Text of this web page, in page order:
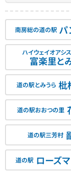
南房総の道の駅 パ
ハイウェイオアシ
富楽里と
道の駅とみうら 枇
道の駅おおつの里
道の駅三芳村
道の駅 ローズ